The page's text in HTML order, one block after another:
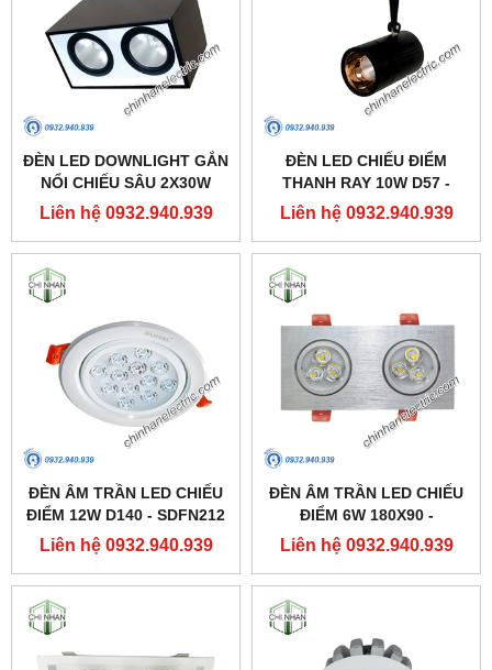
ĐÈN LED DOWNLIGHT GẮN
NỔI CHIẾU SÂU 2X30W
310X160 - DFB2301 -
Liên hệ 0932.940.939
ĐÈN LED CHIẾU ĐIỂM
THANH RAY 10W D57 -
DIA1101 - DUHAL
Liên hệ 0932.940.939
ĐÈN ÂM TRẦN LED CHIẾU
ĐIỂM 12W D140 - SDFN212
- DUHAL
Liên hệ 0932.940.939
ĐÈN ÂM TRẦN LED CHIẾU
ĐIỂM 6W 180X90 -
SDFC202 - DUHAL
Liên hệ 0932.940.939